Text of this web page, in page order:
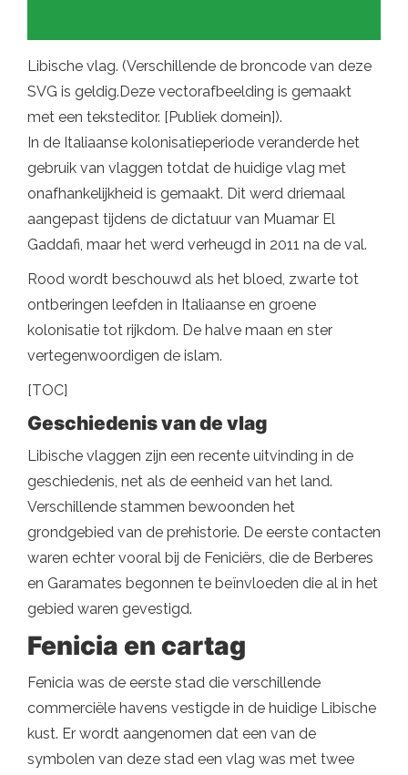
Libische vlag. (Verschillende de broncode van deze
SVG is geldig.Deze vectorafbeelding is gemaakt
met een teksteditor. [Publiek domein]).
In de Italiaanse kolonisatieperiode veranderde het
gebruik van vlaggen totdat de huidige vlag met
onafhankelijkheid is gemaakt. Dit werd driemaal
aangepast tijdens de dictatuur van Muamar El
Gaddafi, maar het werd verheugd in 2011 na de val.
Rood wordt beschouwd als het bloed, zwarte tot
ontberingen leefden in Italiaanse en groene
kolonisatie tot rijkdom. De halve maan en ster
vertegenwoordigen de islam.
[TOC]
Geschiedenis van de vlag
Libische vlaggen zijn een recente uitvinding in de
geschiedenis, net als de eenheid van het land.
Verschillende stammen bewoonden het
grondgebied van de prehistorie. De eerste contacten
waren echter vooral bij de Feniciërs, die de Berberes
en Garamates begonnen te beïnvloeden die al in het
gebied waren gevestigd.
Fenicia en cartag
Fenicia was de eerste stad die verschillende
commerciële havens vestigde in de huidige Libische
kust. Er wordt aangenomen dat een van de
symbolen van deze stad een vlag was met twee